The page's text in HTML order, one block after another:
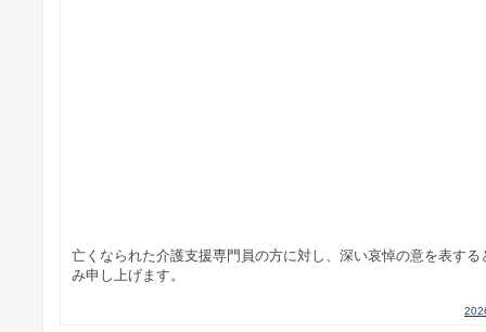
亡くなられた介護支援専門員の方に対し、深い哀悼の意を表す
み申し上げます。